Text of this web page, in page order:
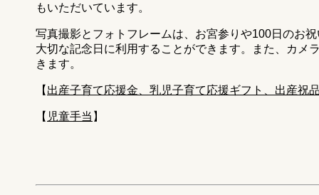
もいただいています。
写真撮影とフォトフレームは、お宮参りや100日のお
大切な記念日に利用することができます。また、カメ
きます。
【 出産子育て応援金、乳児子育て応援ギフト、出産祝
【 児童手当 】